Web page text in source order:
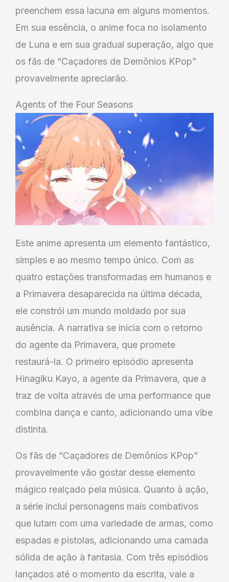
preenchem essa lacuna em alguns momentos.
Em sua essência, o anime foca no isolamento
de Luna e em sua gradual superação, algo que
os fãs de “Caçadores de Demônios KPop”
provavelmente apreciarão.
Agents of the Four Seasons
Este anime apresenta um elemento fantástico,
simples e ao mesmo tempo único. Com as
quatro estações transformadas em humanos e
a Primavera desaparecida na última década,
ele constrói um mundo moldado por sua
ausência. A narrativa se inicia com o retorno
do agente da Primavera, que promete
restaurá-la. O primeiro episódio apresenta
Hinagiku Kayo, a agente da Primavera, que a
traz de volta através de uma performance que
combina dança e canto, adicionando uma vibe
distinta.
Os fãs de “Caçadores de Demônios KPop”
provavelmente vão gostar desse elemento
mágico realçado pela música. Quanto à ação,
a série inclui personagens mais combativos
que lutam com uma variedade de armas, como
espadas e pistolas, adicionando uma camada
sólida de ação à fantasia. Com três episódios
lançados até o momento da escrita, vale a